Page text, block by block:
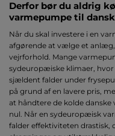
Derfor bør du aldrig
varmepumpe til
Når du skal investere i en
afgørende at vælge et
vejrforhold. Mange
sydeuropæiske klimaer,
sjældent falder under
på grund af en lavere pris,
at håndtere de kolde
nul. Når en sydeuropæisk
falder effektiviteten drastisk,